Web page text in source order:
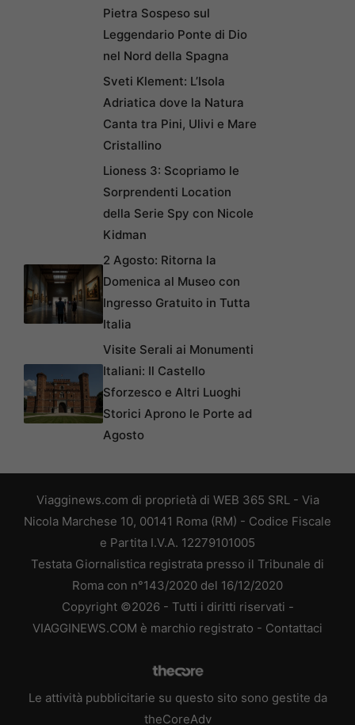
Pietra Sospeso sul
Leggendario Ponte di Dio
nel Nord della Spagna
Sveti Klement: L’Isola
Adriatica dove la Natura
Canta tra Pini, Ulivi e Mare
Cristallino
Lioness 3: Scopriamo le
Sorprendenti Location
della Serie Spy con Nicole
Kidman
2 Agosto: Ritorna la
Domenica al Museo con
Ingresso Gratuito in Tutta
Italia
Visite Serali ai Monumenti
Italiani: Il Castello
Sforzesco e Altri Luoghi
Storici Aprono le Porte ad
Agosto
Viagginews.com di proprietà di WEB 365 SRL - Via
Nicola Marchese 10, 00141 Roma (RM) - Codice Fiscale
e Partita I.V.A. 12279101005
Testata Giornalistica registrata presso il Tribunale di
Roma con n°143/2020 del 16/12/2020
Copyright ©2026 - Tutti i diritti riservati -
VIAGGINEWS.COM è marchio registrato - Contattaci
Le attività pubblicitarie su questo sito sono gestite da
theCoreAdv